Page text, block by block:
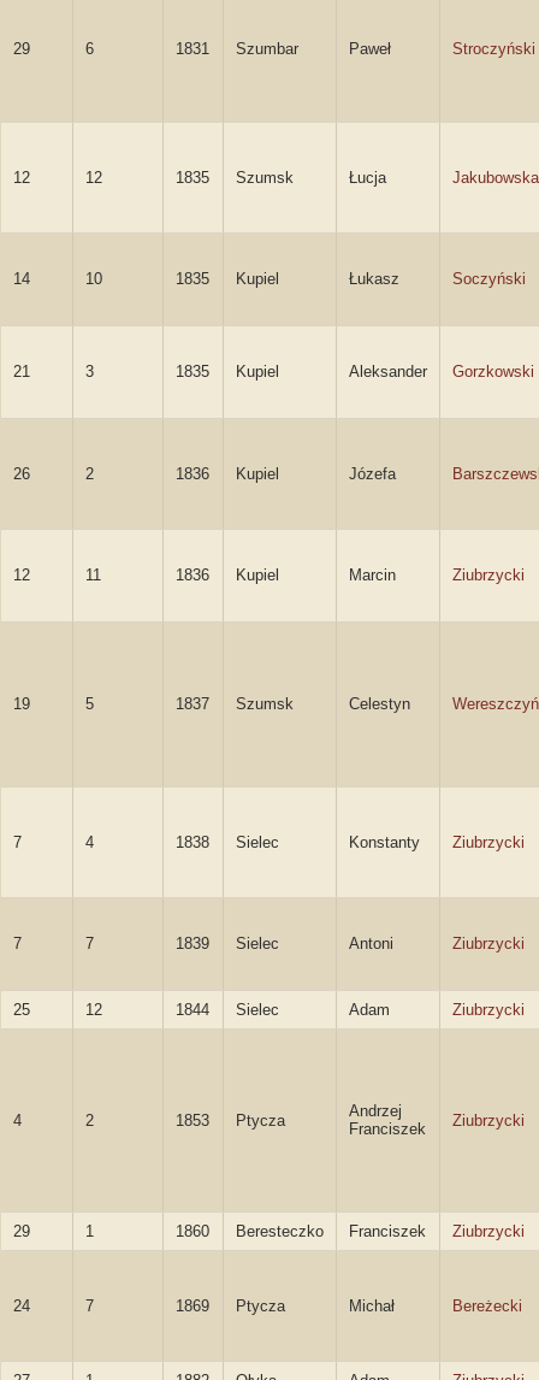
29 6 1831 Szumbar Paweł Stroczyński
12 12 1835 Szumsk Łucja Jakubowska
14 10 1835 Kupiel Łukasz Soczyński
21 3 1835 Kupiel Aleksander Gorzkowski
26 2 1836 Kupiel Józefa
12 11 1836 Kupiel Marcin Ziubrzycki
19 5 1837 Szumsk Celestyn
7 4 1838 Sielec Konstanty Ziubrzycki
7 7 1839 Sielec Antoni Ziubrzycki
25 12 1844 Sielec Adam Ziubrzycki
4 2 1853 Ptycza
Andrzej
Franciszek
Ziubrzycki
29 1 1860 Beresteczko Franciszek Ziubrzycki
24 7 1869 Ptycza Michał Bereżecki